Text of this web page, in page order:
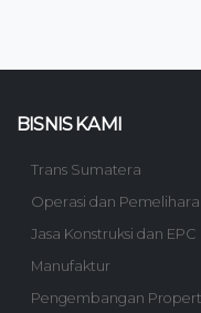
BISNIS KAMI
Trans Sumatera
Operasi dan
Jasa Konstruksi dan EPC
Manufaktur
Pengembangan